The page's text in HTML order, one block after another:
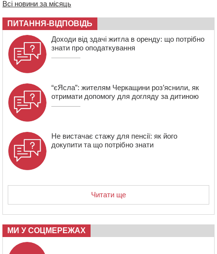
Мокрокалигірського психоневрологічного інтернату
07:23 Уманські міграційники видворили з країни грузина,
який відсидів термін у колонії
Всі новини за місяць
ПИТАННЯ-ВІДПОВІДЬ
Доходи від здачі житла в оренду: що потрібно
знати про оподаткування
“єЯсла”: жителям Черкащини роз’яснили, як
отримати допомогу для догляду за дитиною
Не вистачає стажу для пенсії: як його
докупити та що потрібно знати
Читати ще
МИ У СОЦМЕРЕЖАХ